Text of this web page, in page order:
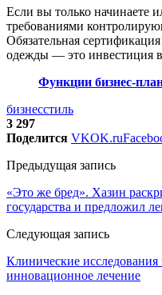
Если вы только начинаете
требованиями
Обязательная
одежды — это инвестиция в
Функции бизнес-
бизнесстиль
3 297
Поделится VKOK.ru
Предыдущая запись
«Это же бред». Хазин
государства и предложил
Следующая запись
Клинические
инновационное лечение